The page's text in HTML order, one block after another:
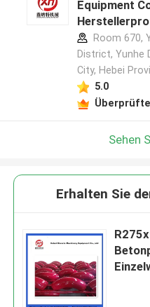
Equipment
Room 670,
District, Yunhe
City, Hebei
5.0
Sehen
Erhalten Sie